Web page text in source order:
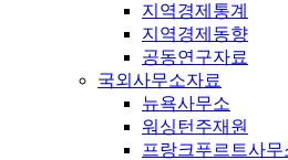
지역경제통계
지역경제동향
공동연구자료
국외사무소자료
뉴욕사무소
워싱턴주재원
프랑크푸르트사무